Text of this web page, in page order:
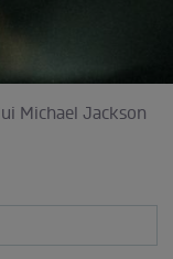
Michael Jackson